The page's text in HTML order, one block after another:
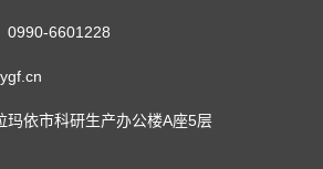
0990-6601228
玛依市科研生产办公楼A座5层